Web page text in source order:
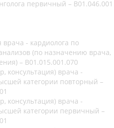
первичный – B01.046.001
врача - кардиолога по
(по назначению врача,
– B01.015.001.070
консультация) врача -
категории повторный –
консультация) врача -
категории первичный –